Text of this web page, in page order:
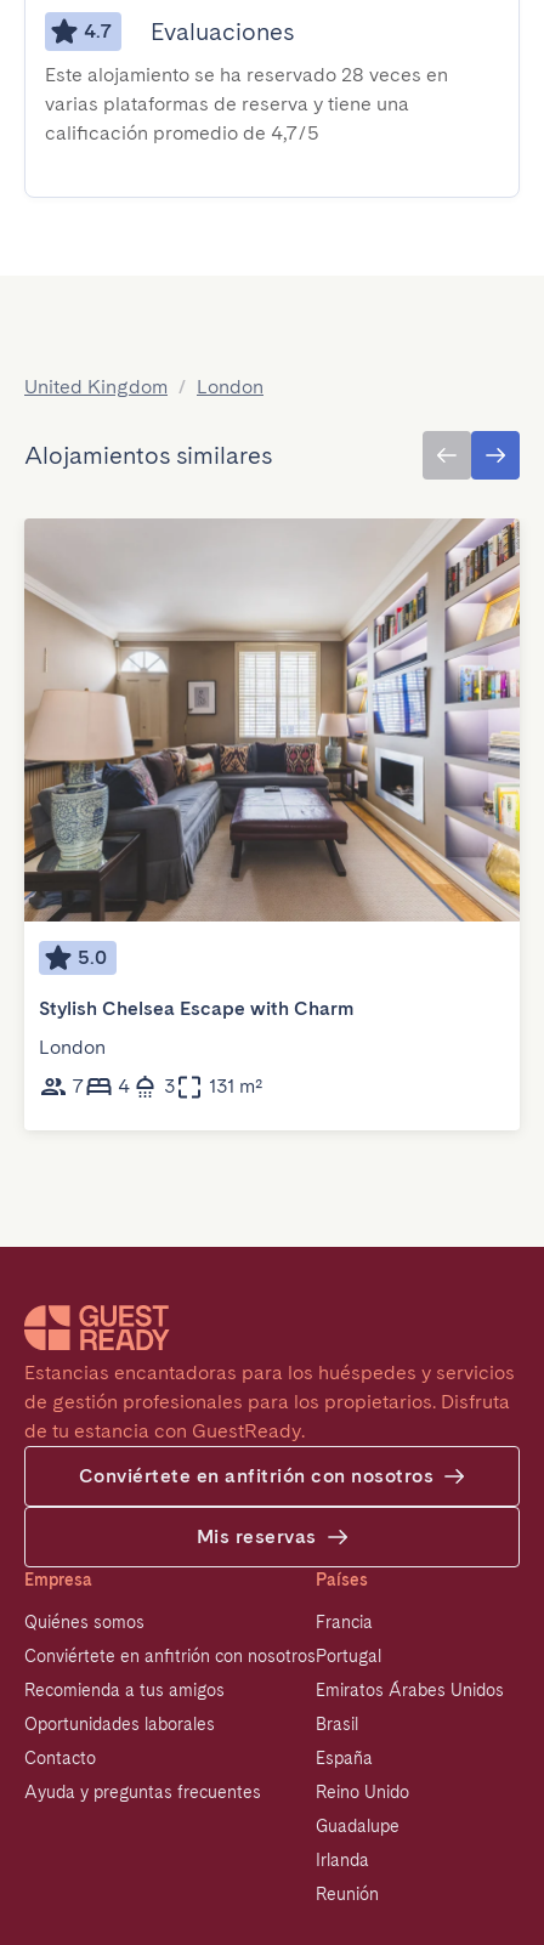
4.7 Evaluaciones
Este alojamiento se ha reservado 28 veces en
varias plataformas de reserva y tiene una
calificación promedio de 4,7/5
United Kingdom / London
Alojamientos similares
5.0
Stylish Chelsea Escape with Charm
London
7
4 3 131 m²
Estancias encantadoras para los huéspedes y servicios
de gestión profesionales para los propietarios. Disfruta
de tu estancia con GuestReady.
Conviértete en anfitrión con nosotros
Mis reservas
Empresa
Quiénes somos
Conviértete en anfitrión con nosotros
Recomienda a tus amigos
Oportunidades laborales
Contacto
Ayuda y preguntas frecuentes
Países
Francia
Portugal
Emiratos Árabes Unidos
Brasil
España
Reino Unido
Guadalupe
Irlanda
Reunión